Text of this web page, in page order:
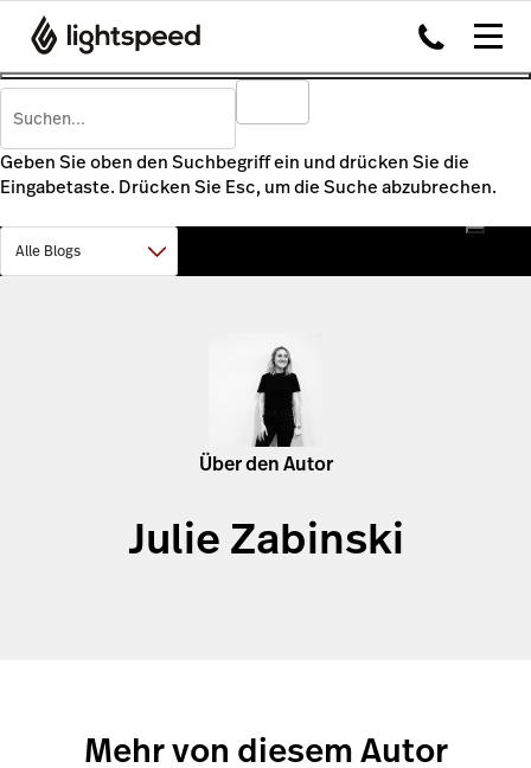
Geben Sie oben den Suchbegriff ein und drücken Sie die
Eingabetaste. Drücken Sie Esc, um die Suche abzubrechen.
Über den Autor
Julie Zabinski
Mehr von diesem Autor